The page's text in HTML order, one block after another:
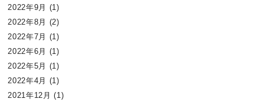
2022年9月 (1)
2022年8月 (2)
2022年7月 (1)
2022年6月 (1)
2022年5月 (1)
2022年4月 (1)
2021年12月 (1)